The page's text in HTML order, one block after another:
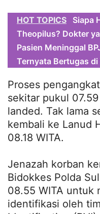
HOT TOPICS
Siapa
Theopilus? Dokter
Pasien Meninggal
Ternyata Bertugas di
Proses
sekitar pukul
landed. Tak lama
kembali ke Lanud
08.18 WITA.
Jenazah korban
Bidokkes Polda
08.55 WITA untuk
identifikasi oleh